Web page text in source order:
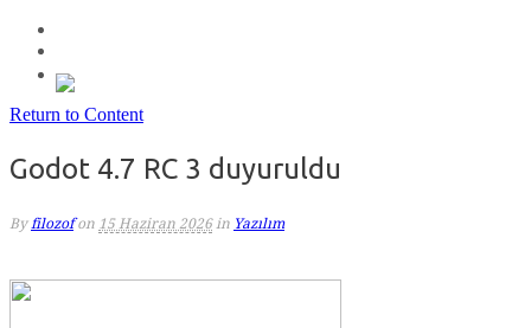
Return to Content
Godot 4.7 RC 3 duyuruldu
By filozof on 15 Haziran 2026 in Yazılım